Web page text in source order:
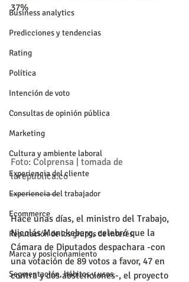
Business analytics
Predicciones y tendencias
Rating
Política
Intención de voto
Consultas de opinión pública
Marketing
Cultura y ambiente laboral
Experiencia del cliente
Experiencia del trabajador
Ecommerce
Reputación de los grupos de interés
Marca y posicionamiento
Segmentación, hábitos y usos
37%
Foto: Colprensa | tomada de
larepublica.co
__________
Hace unas días, el ministro del Trabajo,
Nicolás Monckeberg, celebró que la
Cámara de Diputados despachara -con
una votación de 89 votos a favor, 47 en
contra y dos abstenciones-, el proyecto